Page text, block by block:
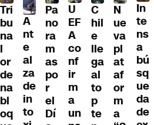
Tri
bu
na
l
or
de
na
bl
oq
A
nt
e
al
za
de
in
to
Pa
no
ra
m
as
po
r
el
Dí
U
EF
A
co
nf
ir
m
a
un
C
hil
e
lle
ga
al
to
p
te
N
ue
va
pl
at
af
or
m
a
In
te
ns
a
bú
sq
ue
da
de